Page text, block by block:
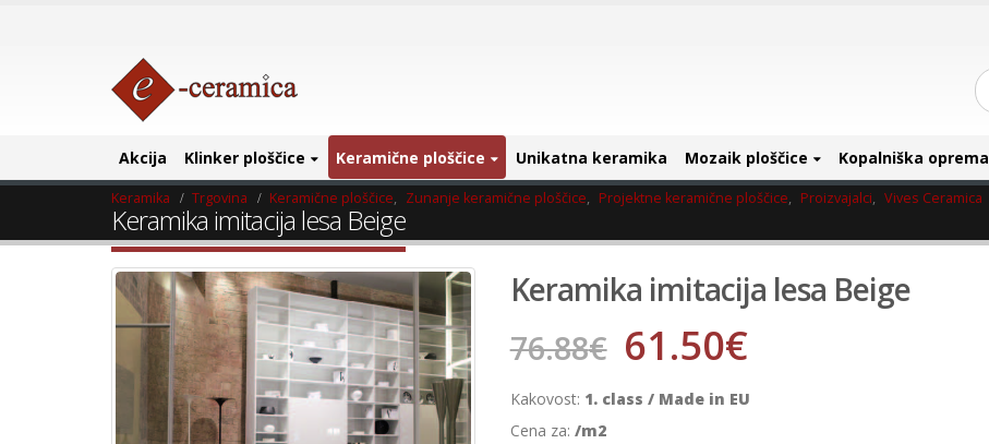
Akcija Klinker ploščice Keramične ploščice Unikatna keramika Mozaik ploščice Kopalniška oprema
Keramika Trgovina Keramične ploščice, Zunanje keramične ploščice, Projektne keramične ploščice, Proizvajalci, Vives Ceramica
Keramika imitacija lesa Beige
Keramika imitacija lesa Beige
76.88€ 61.50€
Kakovost: 1. class / Made in EU
Cena za: /m2